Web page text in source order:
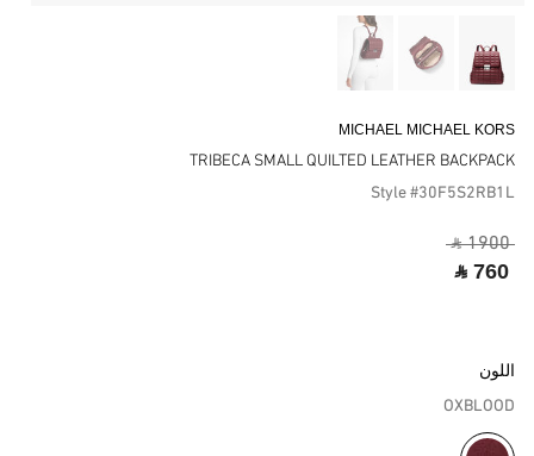
MICHAEL MICHAEL KORS
TRIBECA SMALL QUILTED LEATHER BACKPACK
Style #30F5S2RB1L
‎ ⃁ 1900 ‎
‎ ⃁ 760 ‎
اللون
OXBLOOD